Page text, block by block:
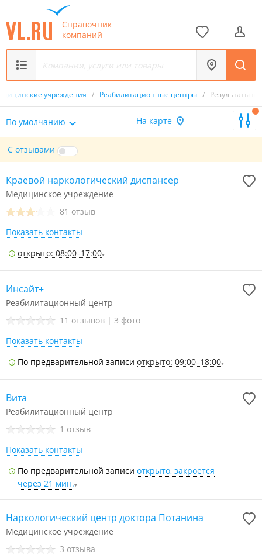
Справочник
компаний
учреждения / Реабилитационные центры / Результаты
По умолчанию На карте
С отзывами
Краевой наркологический диспансер
Медицинское учреждение
81 отзыв
Показать контакты
открыто: 08:00–17:00
Инсайт+
Реабилитационный центр
11 отзывов | 3 фото
Показать контакты
По предварительной записи открыто: 09:00–18:00
Вита
Реабилитационный центр
1 отзыв
Показать контакты
По предварительной записи открыто, закроется
через 21 мин.
Наркологический центр доктора Потанина
Медицинское учреждение
3 отзыва